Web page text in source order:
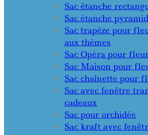
Sac étanche
Sac étanche
Sac trapèze pour
aux thèmes
Sac Opéra pour
Sac Maison pour
Sac chaînette pour
Sac avec fenêtre
cadeaux
Sac pour orchidée
Sac kraft avec